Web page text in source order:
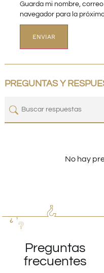
Guarda mi nombre,
navegador para la
PREGUNTAS Y
No hay
Preguntas
frecuentes